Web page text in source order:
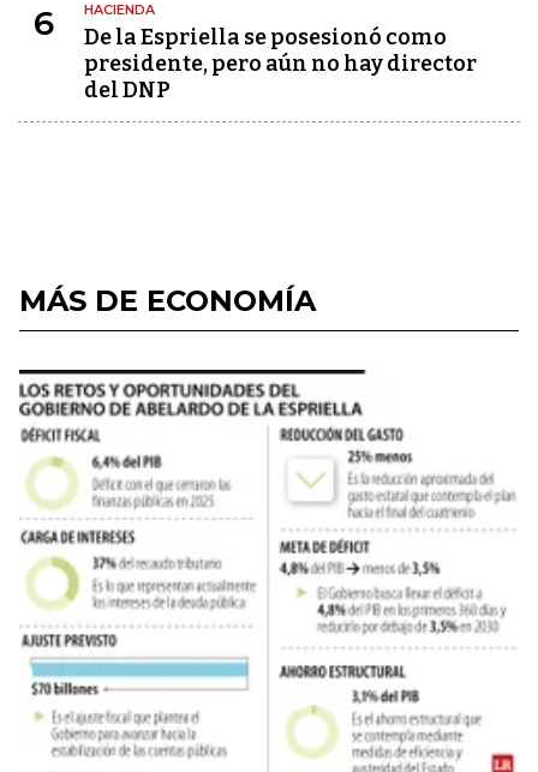
6 HACIENDA
De la Espriella se posesionó como
presidente, pero aún no hay director
del DNP
MÁS DE ECONOMÍA